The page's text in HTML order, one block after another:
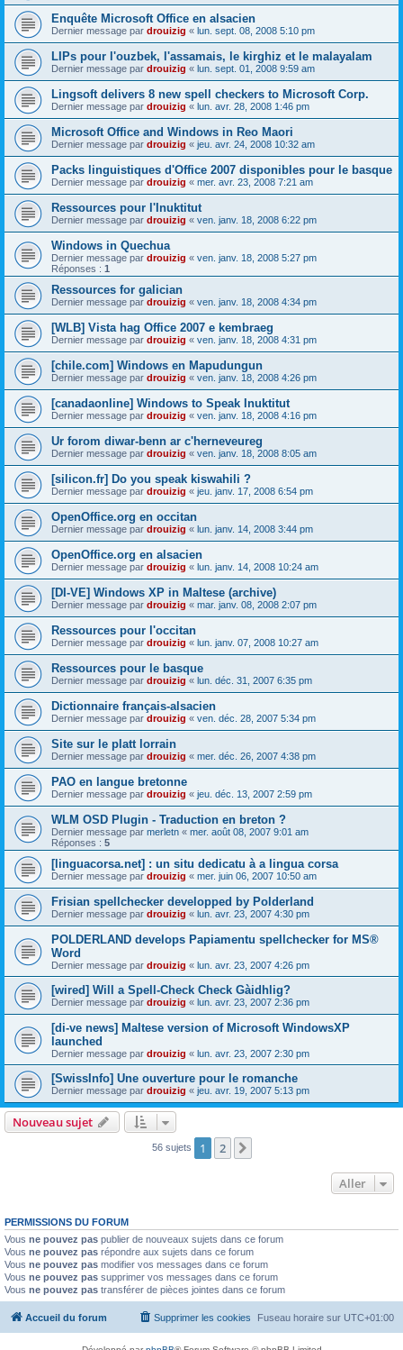
Enquête Microsoft Office en alsacien
Dernier message par drouizig « lun. sept. 08, 2008 5:10 pm
LIPs pour l'ouzbek, l'assamais, le kirghiz et le malayalam
Dernier message par drouizig « lun. sept. 01, 2008 9:59 am
Lingsoft delivers 8 new spell checkers to Microsoft Corp.
Dernier message par drouizig « lun. avr. 28, 2008 1:46 pm
Microsoft Office and Windows in Reo Maori
Dernier message par drouizig « jeu. avr. 24, 2008 10:32 am
Packs linguistiques d'Office 2007 disponibles pour le basque
Dernier message par drouizig « mer. avr. 23, 2008 7:21 am
Ressources pour l'Inuktitut
Dernier message par drouizig « ven. janv. 18, 2008 6:22 pm
Windows in Quechua
Dernier message par drouizig « ven. janv. 18, 2008 5:27 pm
Réponses : 1
Ressources for galician
Dernier message par drouizig « ven. janv. 18, 2008 4:34 pm
[WLB] Vista hag Office 2007 e kembraeg
Dernier message par drouizig « ven. janv. 18, 2008 4:31 pm
[chile.com] Windows en Mapudungun
Dernier message par drouizig « ven. janv. 18, 2008 4:26 pm
[canadaonline] Windows to Speak Inuktitut
Dernier message par drouizig « ven. janv. 18, 2008 4:16 pm
Ur forom diwar-benn ar c'herneveureg
Dernier message par drouizig « ven. janv. 18, 2008 8:05 am
[silicon.fr] Do you speak kiswahili ?
Dernier message par drouizig « jeu. janv. 17, 2008 6:54 pm
OpenOffice.org en occitan
Dernier message par drouizig « lun. janv. 14, 2008 3:44 pm
OpenOffice.org en alsacien
Dernier message par drouizig « lun. janv. 14, 2008 10:24 am
[DI-VE] Windows XP in Maltese (archive)
Dernier message par drouizig « mar. janv. 08, 2008 2:07 pm
Ressources pour l'occitan
Dernier message par drouizig « lun. janv. 07, 2008 10:27 am
Ressources pour le basque
Dernier message par drouizig « lun. déc. 31, 2007 6:35 pm
Dictionnaire français-alsacien
Dernier message par drouizig « ven. déc. 28, 2007 5:34 pm
Site sur le platt lorrain
Dernier message par drouizig « mer. déc. 26, 2007 4:38 pm
PAO en langue bretonne
Dernier message par drouizig « jeu. déc. 13, 2007 2:59 pm
WLM OSD Plugin - Traduction en breton ?
Dernier message par merletn « mer. août 08, 2007 9:01 am
Réponses : 5
[linguacorsa.net] : un situ dedicatu à a lingua corsa
Dernier message par drouizig « mer. juin 06, 2007 10:50 am
Frisian spellchecker developped by Polderland
Dernier message par drouizig « lun. avr. 23, 2007 4:30 pm
POLDERLAND develops Papiamentu spellchecker for MS®
Word
Dernier message par drouizig « lun. avr. 23, 2007 4:26 pm
[wired] Will a Spell-Check Check Gàidhlig?
Dernier message par drouizig « lun. avr. 23, 2007 2:36 pm
[di-ve news] Maltese version of Microsoft WindowsXP
launched
Dernier message par drouizig « lun. avr. 23, 2007 2:30 pm
[SwissInfo] Une ouverture pour le romanche
Dernier message par drouizig « jeu. avr. 19, 2007 5:13 pm
Nouveau sujet
56 sujets 1 2
Aller
PERMISSIONS DU FORUM
Vous ne pouvez pas publier de nouveaux sujets dans ce forum
Vous ne pouvez pas répondre aux sujets dans ce forum
Vous ne pouvez pas modifier vos messages dans ce forum
Vous ne pouvez pas supprimer vos messages dans ce forum
Vous ne pouvez pas transférer de pièces jointes dans ce forum
Accueil du forum Fuseau horaire sur UTC+01:00
Supprimer les cookies